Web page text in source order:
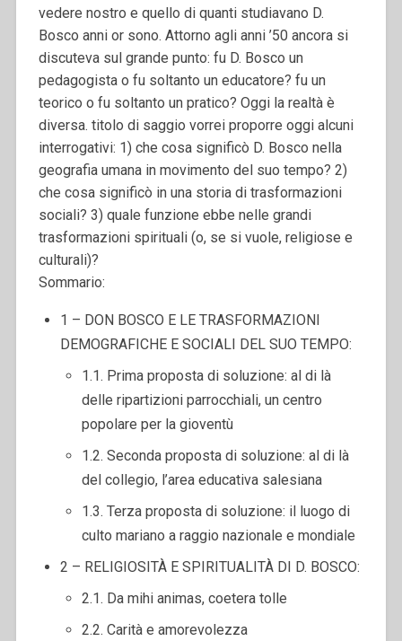
vedere nostro e quello di quanti studiavano D.
Bosco anni or sono. Attorno agli anni ’50 ancora si
discuteva sul grande punto: fu D. Bosco un
pedagogista o fu soltanto un educatore? fu un
teorico o fu soltanto un pratico? Oggi la realtà è
diversa. titolo di saggio vorrei proporre oggi alcuni
interrogativi: 1) che cosa significò D. Bosco nella
geografia umana in movimento del suo tempo? 2)
che cosa significò in una storia di trasformazioni
sociali? 3) quale funzione ebbe nelle grandi
trasformazioni spirituali (o, se si vuole, religiose e
culturali)?
Sommario:
1 – DON BOSCO E LE TRASFORMAZIONI
DEMOGRAFICHE E SOCIALI DEL SUO TEMPO:
1.1. Prima proposta di soluzione: al di là
delle ripartizioni parrocchiali, un centro
popolare per la gioventù
1.2. Seconda proposta di soluzione: al di là
del collegio, l’area educativa salesiana
1.3. Terza proposta di soluzione: il luogo di
culto mariano a raggio nazionale e mondiale
2 – RELIGIOSITÀ E SPIRITUALITÀ DI D. BOSCO:
2.1. Da mihi animas, coetera tolle
2.2. Carità e amorevolezza